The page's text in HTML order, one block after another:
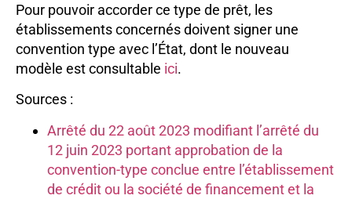
Pour pouvoir accorder ce type de prêt, les
établissements concernés doivent signer une
convention type avec l’État, dont le nouveau
modèle est consultable ici.
Sources :
Arrêté du 22 août 2023 modifiant l’arrêté du
12 juin 2023 portant approbation de la
convention-type conclue entre l’établissement
de crédit ou la société de financement et la